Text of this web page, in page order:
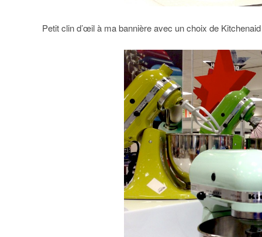
Petit clin d’œil à ma bannière avec un choix de